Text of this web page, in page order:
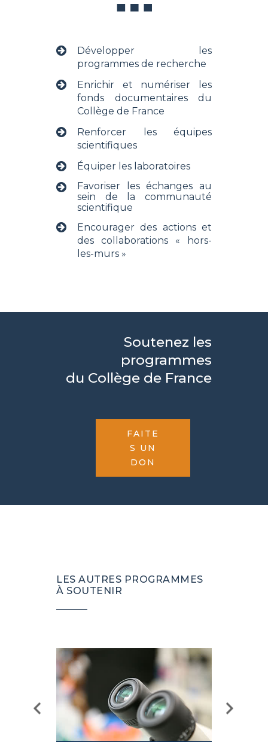
Développer les
programmes de recherche
Enrichir et numériser les
fonds documentaires du
Collège de France
Renforcer les équipes
scientifiques
Équiper les laboratoires
Favoriser les échanges au
sein de la communauté
scientifique
Encourager des actions et
des collaborations « hors-
les-murs »
Soutenez les
programmes
du Collège de France
FAITE
S UN
DON
LES AUTRES PROGRAMMES
À SOUTENIR